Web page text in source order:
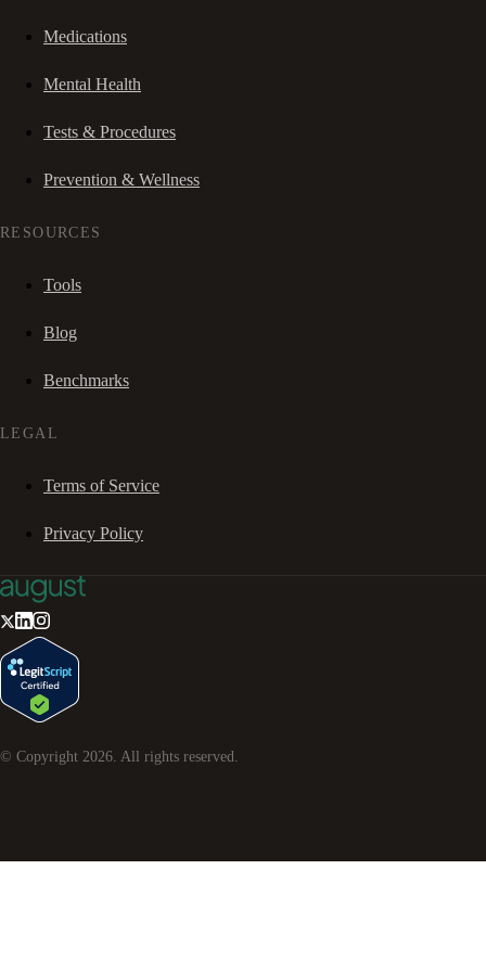
Medications
Mental Health
Tests & Procedures
Prevention & Wellness
RESOURCES
Tools
Blog
Benchmarks
LEGAL
Terms of Service
Privacy Policy
© Copyright 2026 . All rights reserved.